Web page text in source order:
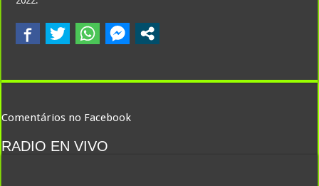
Comentários no Facebook
RADIO EN VIVO